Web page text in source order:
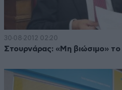
30·08·2012 02:20
Στουρνάρας: «Μη βιώσιμο» το